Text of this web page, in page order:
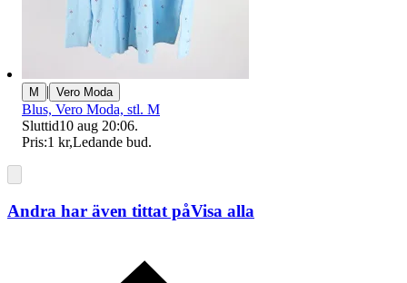
M | Vero Moda
Blus, Vero Moda, stl. M
Sluttid10 aug 20:06.
Pris:1 kr,Ledande bud.
Andra har även tittat påVisa alla